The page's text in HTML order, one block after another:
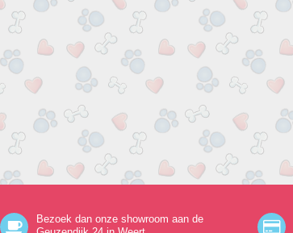
Bezoek dan onze showroom aan de